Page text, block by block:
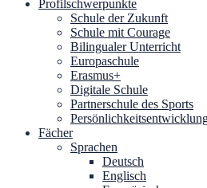
Profilschwerpunkte
Schule der Zukunft
Schule mit Courage
Bilingualer Unterricht
Europaschule
Erasmus+
Digitale Schule
Partnerschule des Sports
Fächer
Sprachen
Deutsch
Englisch